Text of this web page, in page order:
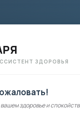
ЗДОРОВЬЯ
здоровье и